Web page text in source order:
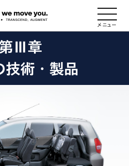
Dreams
Ⅲ章
技術・製品